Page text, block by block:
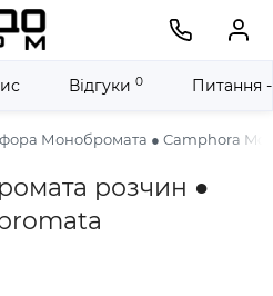
Монобромата ● Camphora
розчин ●
Відгуки 0 Питання